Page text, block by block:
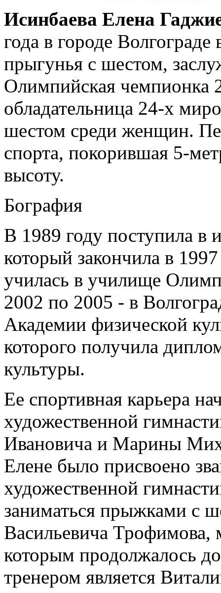
Исинбаева Елена
года в городе
прыгунья с шестом,
Олимпийская чемпионка
обладательница 24-х
шестом среди женщин.
спорта, покорившая 5-
высоту.
Бография
В 1989 году поступила в
который закончила в
училась в училище
2002 по 2005 - в
Академии физической
которого получила
культуры.
Ее спортивная карьера
художественной
Ивановича и Марины
Елене было присвоено
художественной
заниматься прыжками с
Васильевича Трофимова,
которым продолжалось
тренером является